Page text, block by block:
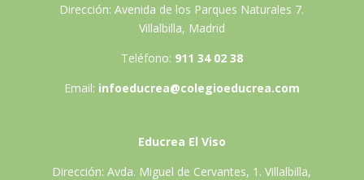
Dirección: Avenida de los Parques Naturales 7.
Villalbilla, Madrid
Teléfono: 911 34 02 38
Email: infoeducrea@colegioeducrea.com
Educrea El Viso
Dirección: Avda. Miguel de Cervantes, 1. Villalbilla,